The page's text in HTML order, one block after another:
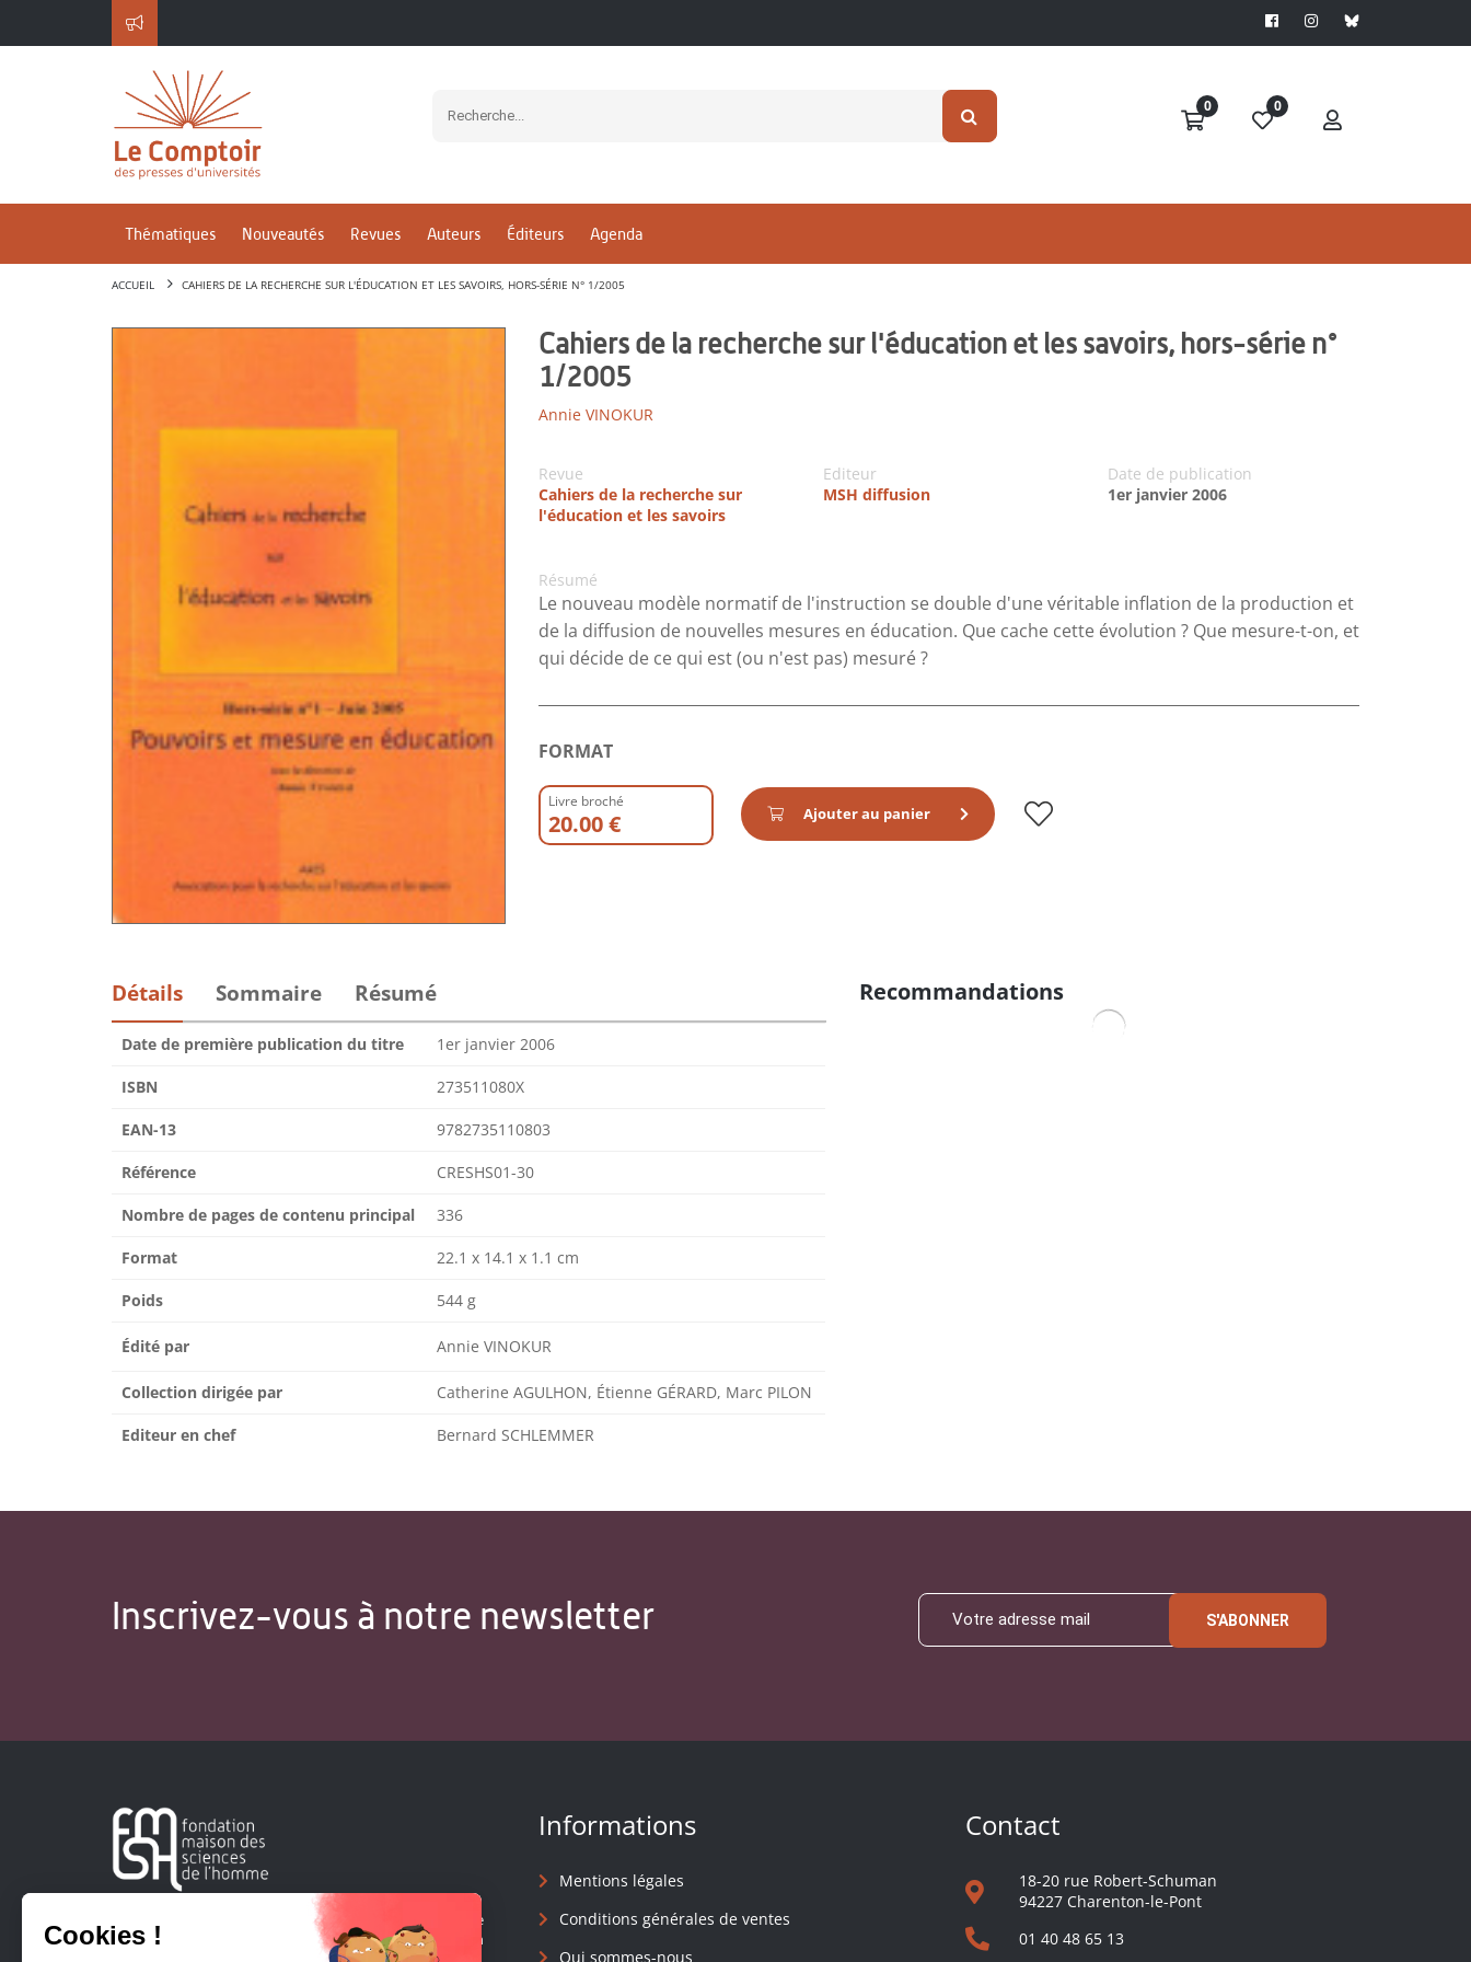
0 0
Thématiques Nouveautés Revues Auteurs Éditeurs Agenda
ACCUEIL CAHIERS DE LA RECHERCHE SUR L'ÉDUCATION ET LES SAVOIRS, HORS-SÉRIE N° 1/2005
Cahiers de la recherche sur l'éducation et les savoirs, hors-série n°
1/2005
Annie VINOKUR
Revue
Cahiers de la recherche sur
l'éducation et les savoirs
Editeur
MSH diffusion
Date de publication
1er janvier 2006
Résumé
Le nouveau modèle normatif de l'instruction se double d'une véritable inflation de la production et
de la diffusion de nouvelles mesures en éducation. Que cache cette évolution ? Que mesure-t-on, et
qui décide de ce qui est (ou n'est pas) mesuré ?
FORMAT
Livre broché
20.00 € Ajouter au panier
Détails Sommaire Résumé
Date de première publication du titre 1er janvier 2006
ISBN 273511080X
EAN-13 9782735110803
Référence CRESHS01-30
Nombre de pages de contenu principal 336
Format 22.1 x 14.1 x 1.1 cm
Poids 544 g
Édité par Annie VINOKUR
Collection dirigée par Catherine AGULHON, Étienne GÉRARD, Marc PILON
Editeur en chef Bernard SCHLEMMER
Recommandations
Inscrivez-vous à notre newsletter S'ABONNER
Créée en 1963, la Fondation Maison Sciences de l'Homme
soutient la recherche et la diffusion des connaissances en
Informations
Mentions légales
Conditions générales de ventes
Qui sommes-nous
Contact
18-20 rue Robert-Schuman
94227 Charenton-le-Pont
01 40 48 65 13